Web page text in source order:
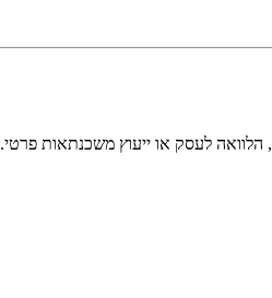
, הלוואה לעסק או ייעוץ משכנתאות פרטי.